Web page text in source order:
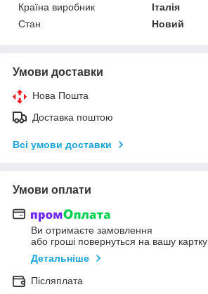
Країна виробник
Італія
Стан
Новий
Умови доставки
Нова Пошта
Доставка поштою
Всі умови доставки
Умови оплати
Ви отримаєте замовлення
або гроші повернуться на вашу картку
Детальніше
Післяплата